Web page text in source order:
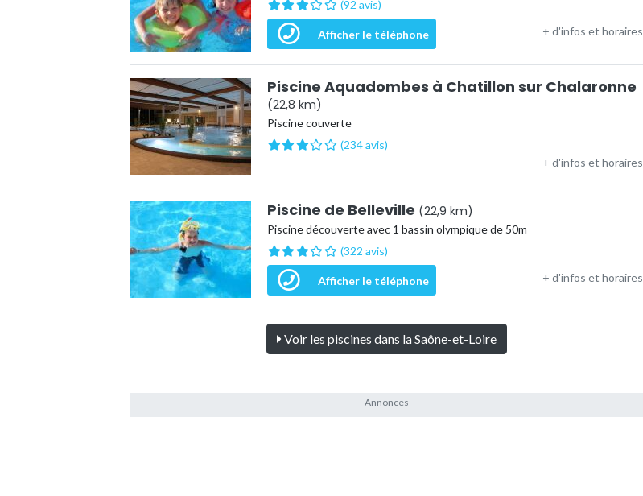
(92 avis)
Afficher le téléphone + d'infos et horaires
Piscine Aquadombes à Chatillon sur Chalaronne
(22,8 km)
Piscine couverte
(234 avis)
+ d'infos et horaires
Piscine de Belleville (22,9 km)
Piscine découverte avec 1 bassin olympique de 50m
(322 avis)
Afficher le téléphone + d'infos et horaires
Voir les piscines dans la Saône-et-Loire